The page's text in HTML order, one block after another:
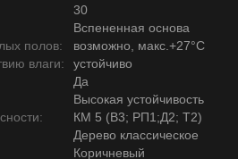
30
Вспененная основа
полов:
возможно, макс.+27°С
влаги:
устойчиво
Да
Высокая устойчивость
КМ 5 (В3; РП1;Д2; Т2)
Дерево классическое
Коричневый